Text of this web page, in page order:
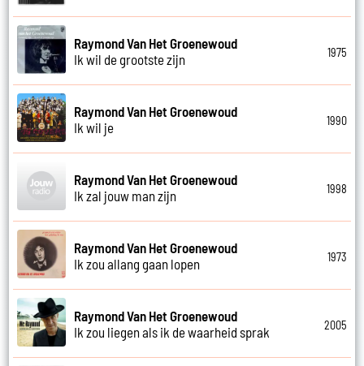
Raymond Van Het Groenewoud
Ik wil de grootste zijn
1975
Raymond Van Het Groenewoud
Ik wil je
1990
Raymond Van Het Groenewoud
Ik zal jouw man zijn
1998
Raymond Van Het Groenewoud
Ik zou allang gaan lopen
1973
Raymond Van Het Groenewoud
Ik zou liegen als ik de waarheid sprak
2005